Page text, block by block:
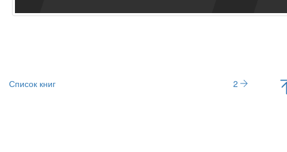
Список книг 2